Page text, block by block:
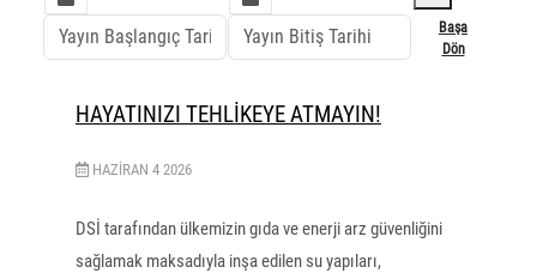
Başa
Dön
HAYATINIZI TEHLİKEYE ATMAYIN!
HAZIRAN 4 2026
DSİ tarafından ülkemizin gıda ve enerji arz güvenliğini
sağlamak maksadıyla inşa edilen su yapıları,